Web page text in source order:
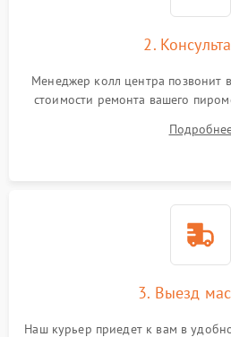
2.
Менеджер колл центра позвонит
стоимости ремонта вашего
3. Выезд
Наш курьер приедет к вам в